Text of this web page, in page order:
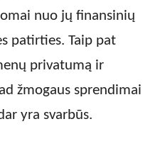
nuo jų finansinių
patirties. Taip pat
privatumą ir
žmogaus sprendimai
yra svarbūs.